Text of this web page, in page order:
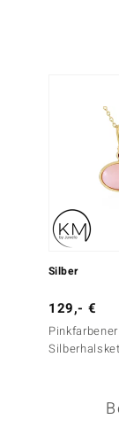
Silber
129,- €